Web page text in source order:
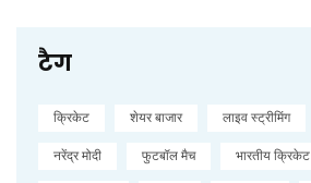
टैग
क्रिकेट शेयर बाजार लाइव स्ट्रीमिंग
नरेंद्र मोदी फुटबॉल मैच भारतीय क्रिकेट